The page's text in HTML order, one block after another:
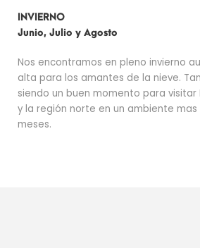
INVIERNO
Junio, Julio y Agosto
Nos encontramos en pleno invierno
alta para los amantes de la nieve.
siendo un buen momento para visitar
y la región norte en un ambiente
meses.